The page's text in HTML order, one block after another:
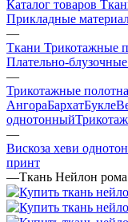
Каталог товаров
Прикладные
—
Ткани Трикотажные
Плательно-
—
Трикотажные
АнгораБархатБукле
однотонный
—
Вискоза хеви
принт
—Ткань Нейлон рома